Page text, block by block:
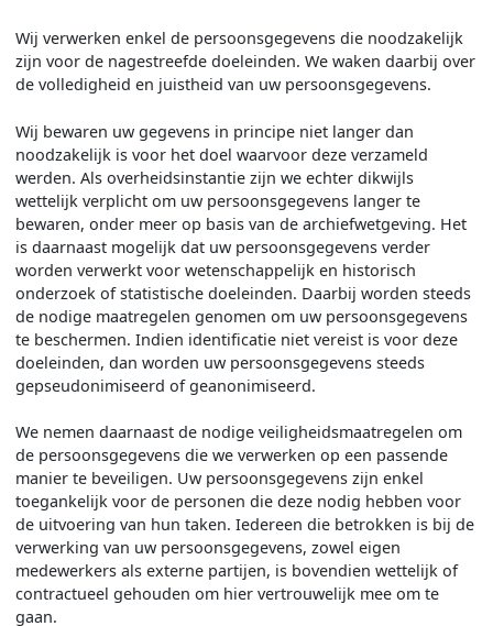
Wij verwerken enkel de persoonsgegevens die noodzakelijk
zijn voor de nagestreefde doeleinden. We waken daarbij over
de volledigheid en juistheid van uw persoonsgegevens.
Wij bewaren uw gegevens in principe niet langer dan
noodzakelijk is voor het doel waarvoor deze verzameld
werden. Als overheidsinstantie zijn we echter dikwijls
wettelijk verplicht om uw persoonsgegevens langer te
bewaren, onder meer op basis van de archiefwetgeving. Het
is daarnaast mogelijk dat uw persoonsgegevens verder
worden verwerkt voor wetenschappelijk en historisch
onderzoek of statistische doeleinden. Daarbij worden steeds
de nodige maatregelen genomen om uw persoonsgegevens
te beschermen. Indien identificatie niet vereist is voor deze
doeleinden, dan worden uw persoonsgegevens steeds
gepseudonimiseerd of geanonimiseerd.
We nemen daarnaast de nodige veiligheidsmaatregelen om
de persoonsgegevens die we verwerken op een passende
manier te beveiligen. Uw persoonsgegevens zijn enkel
toegankelijk voor de personen die deze nodig hebben voor
de uitvoering van hun taken. Iedereen die betrokken is bij de
verwerking van uw persoonsgegevens, zowel eigen
medewerkers als externe partijen, is bovendien wettelijk of
contractueel gehouden om hier vertrouwelijk mee om te
gaan.